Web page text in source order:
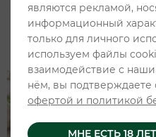
03
являются рекламой,
информационный
только для личного
используем файлы
взаимодействие с
нём, вы подтверждаете
офертой и политикой
МНЕ ЕСТЬ 18